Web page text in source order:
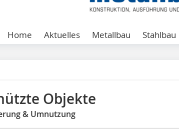
Home Aktuelles Metallbau Stahlbau
Objekte
& Umnutzung